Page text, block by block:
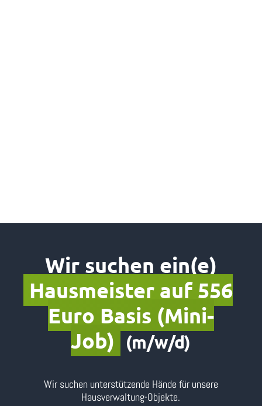
Wir suchen ein(e)
Hausmeister auf 556
Euro Basis (Mini-
Job)
(m/w/d)
Wir suchen unterstützende Hände für unsere
Hausverwaltung-Objekte.